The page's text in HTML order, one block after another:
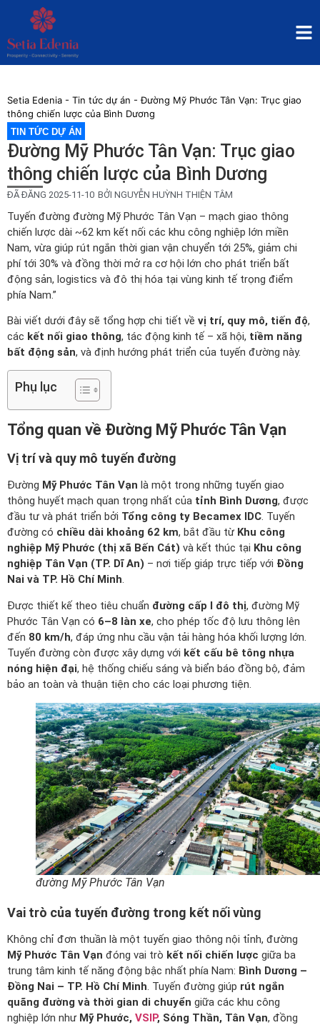
Setia Edenia - Tin tức dự án -Đường Mỹ Phước Tân Vạn: Trục giao
thông chiến lược của Bình Dương
TIN TỨC DỰ ÁN
Đường Mỹ Phước Tân Vạn: Trục giao
thông chiến lược của Bình Dương
ĐÃ ĐĂNG 2025-11-10 BỞI NGUYỄN HUỲNH THIỆN TÂM
Tuyến đường đường Mỹ Phước Tân Vạn – mạch giao thông
chiến lược dài ~62 km kết nối các khu công nghiệp lớn miền
Nam, vừa giúp rút ngắn thời gian vận chuyển tới 25%, giảm chi
phí tới 30% và đồng thời mở ra cơ hội lớn cho phát triển bất
động sản, logistics và đô thị hóa tại vùng kinh tế trọng điểm
phía Nam.”
Bài viết dưới đây sẽ tổng hợp chi tiết về vị trí, quy mô, tiến độ,
các kết nối giao thông, tác động kinh tế – xã hội, tiềm năng
bất động sản, và định hướng phát triển của tuyến đường này.
Phụ lục
Tổng quan về Đường Mỹ Phước Tân Vạn
Vị trí và quy mô tuyến đường
Đường Mỹ Phước Tân Vạn là một trong những tuyến giao
thông huyết mạch quan trọng nhất của tỉnh Bình Dương, được
đầu tư và phát triển bởi Tổng công ty Becamex IDC. Tuyến
đường có chiều dài khoảng 62 km, bắt đầu từ Khu công
nghiệp Mỹ Phước (thị xã Bến Cát) và kết thúc tại Khu công
nghiệp Tân Vạn (TP. Dĩ An) – nơi tiếp giáp trực tiếp với Đồng
Nai và TP. Hồ Chí Minh.
Được thiết kế theo tiêu chuẩn đường cấp I đô thị, đường Mỹ
Phước Tân Vạn có 6–8 làn xe, cho phép tốc độ lưu thông lên
đến 80 km/h, đáp ứng nhu cầu vận tải hàng hóa khối lượng lớn.
Tuyến đường còn được xây dựng với kết cấu bê tông nhựa
nóng hiện đại, hệ thống chiếu sáng và biển báo đồng bộ, đảm
bảo an toàn và thuận tiện cho các loại phương tiện.
đường Mỹ Phước Tân Vạn
Vai trò của tuyến đường trong kết nối vùng
Không chỉ đơn thuần là một tuyến giao thông nội tỉnh, đường
Mỹ Phước Tân Vạn đóng vai trò kết nối chiến lược giữa ba
trung tâm kinh tế năng động bậc nhất phía Nam: Bình Dương –
Đồng Nai – TP. Hồ Chí Minh . Tuyến đường giúp rút ngắn
quãng đường và thời gian di chuyển giữa các khu công
nghiệp lớn như Mỹ Phước, VSIP, Sóng Thần, Tân Vạn, đồng